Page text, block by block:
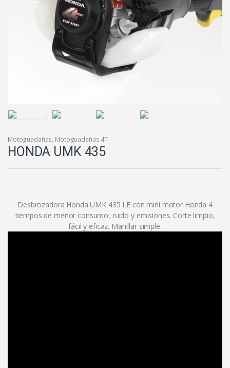
Motoguadañas, Motoguadañas 4T
HONDA UMK 435
Desbrozadora Honda UMK 435 LE con mini motor Honda 4
tiempos de menor consumo, ruido y emisiones. Corte limpio,
fácil y eficaz. Manillar simple.